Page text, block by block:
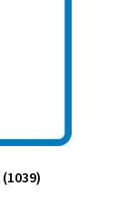
(1039)